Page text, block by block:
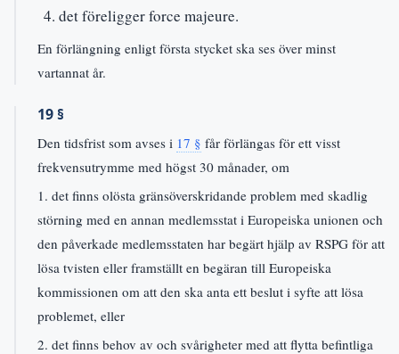
det föreligger force majeure.
En förlängning enligt första stycket ska ses över minst
vartannat år.
19 §
Den tidsfrist som avses i 17 § får förlängas för ett visst
frekvensutrymme med högst 30 månader, om
1. det finns olösta gränsöverskridande problem med skadlig
störning med en annan medlemsstat i Europeiska unionen och
den påverkade medlemsstaten har begärt hjälp av RSPG för att
lösa tvisten eller framställt en begäran till Europeiska
kommissionen om att den ska anta ett beslut i syfte att lösa
problemet, eller
2. det finns behov av och svårigheter med att flytta befintliga